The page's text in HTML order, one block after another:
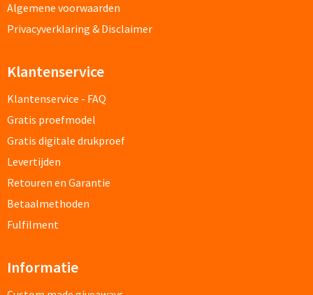
Softshell jassen bedrukken
Sport T-shirts bedrukken
Sportshorts bedrukken
Training- & Joggingbroeken bedrukken
Golfkleding bedrukken
Algemene voorwaarden
Privacyverklaring & Disclaimer
Klantenservice
Klantenservice - FAQ
Gratis proefmodel
Gratis digitale drukproef
Levertijden
Retouren en Garantie
Betaalmethoden
Fulfilment
Informatie